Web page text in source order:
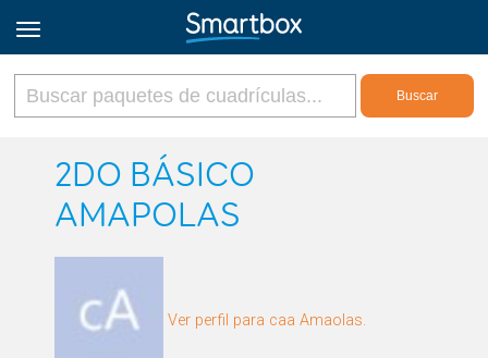
Online Grids
Iniciar sesión
2DO BÁSICO
AMAPOLAS
Ver perfil para caa Amaolas.